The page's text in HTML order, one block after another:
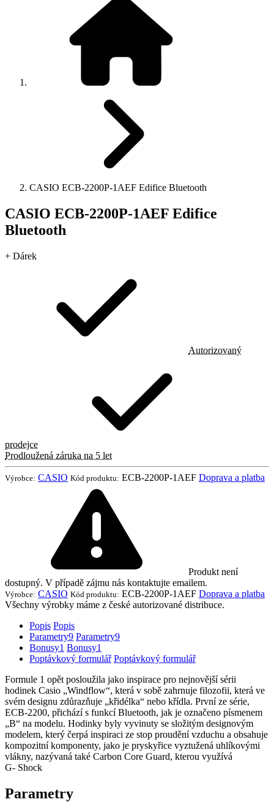
CASIO ECB-2200P-1AEF Edifice Bluetooth
CASIO ECB-2200P-1AEF Edifice
Bluetooth
+ Dárek
Autorizovaný
prodejce
Prodloužená záruka na 5 let
Výrobce: CASIO Kód produktu: ECB-2200P-1AEF Doprava a platba
Produkt není
dostupný. V případě zájmu nás kontaktujte emailem.
Výrobce: CASIO Kód produktu: ECB-2200P-1AEF Doprava a platba
Všechny výrobky máme z české autorizované distribuce.
Popis Popis
Parametry9 Parametry9
Bonusy1 Bonusy1
Poptávkový formulář Poptávkový formulář
Formule 1 opět posloužila jako inspirace pro nejnovější sérii
hodinek Casio „Windflow“, která v sobě zahrnuje filozofii, která ve
svém designu zdůrazňuje „křidélka“ nebo křídla. První ze série,
ECB-2200, přichází s funkcí Bluetooth, jak je označeno písmenem
„B“ na modelu. Hodinky byly vyvinuty se složitým designovým
modelem, který čerpá inspiraci ze stop proudění vzduchu a obsahuje
kompozitní komponenty, jako je pryskyřice vyztužená uhlíkovými
vlákny, nazývaná také Carbon Core Guard, kterou využívá
G- Shock
Parametry